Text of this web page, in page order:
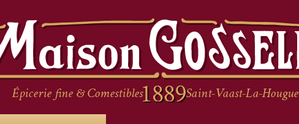
Épicerie fine & Comestibles Saint-Vaast-La-Hougue